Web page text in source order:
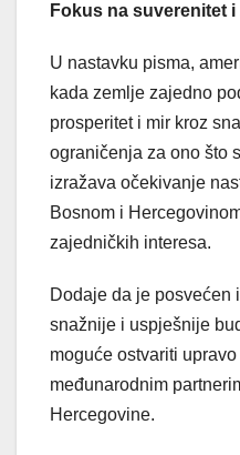
Fokus na suverenitet
U nastavku pisma,
kada zemlje zajedno
prosperitet i mir kroz
ograničenja za ono što
izražava očekivanje
Bosnom i
zajedničkih interesa.
Dodaje da je posvećen
snažnije i uspješnije
moguće ostvariti
međunarodnim
Hercegovine.